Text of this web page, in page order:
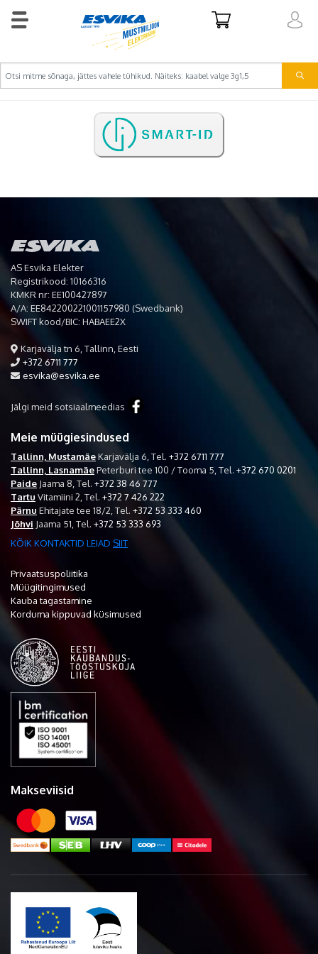
AS Esvika Elekter
Registrikood: 10166316
KMKR nr: EE100427897
A/A: EE842200221001157980 (Swedbank)
SWIFT kood/BIC: HABAEE2X
Karjavälja tn 6, Tallinn, Eesti
+372 6711 777
esvika@esvika.ee
Jälgi meid sotsiaalmeedias
Meie müügiesindused
Tallinn, MustamäeKarjavälja 6, Tel. +372 6711 777
Tallinn, LasnamäePeterburi tee 100 / Tooma 5, Tel. +372 670 0201
Paide Jaama 8, Tel. +372 38 46 777
Tartu Vitamiini 2, Tel. +372 7 426 222
Pärnu Ehitajate tee 18/2, Tel. +372 53 333 460
Jõhvi Jaama 51, Tel. +372 53 333 693
KÕIK KONTAKTID LEIAD SIIT
Privaatsuspoliitika
Müügitingimused
Kauba tagastamine
Korduma kippuvad küsimused
Makseviisid